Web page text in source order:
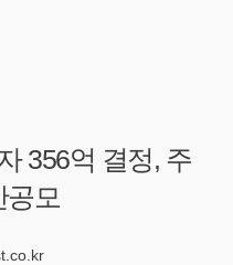
356억 결정, 주
공모